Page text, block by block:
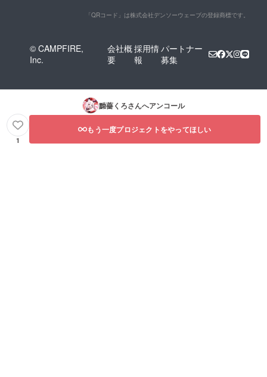
「QRコード」は株式会社デンソーウェーブの登録商標です。
© CAMPFIRE,
Inc.
会社概
要
採用情
報
パートナー
募集
黝薔くろさんへアンコール
1
もう一度プロジェクトをやってほしい